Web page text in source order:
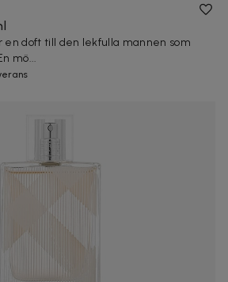
en doft till den lekfulla mannen som
mö...